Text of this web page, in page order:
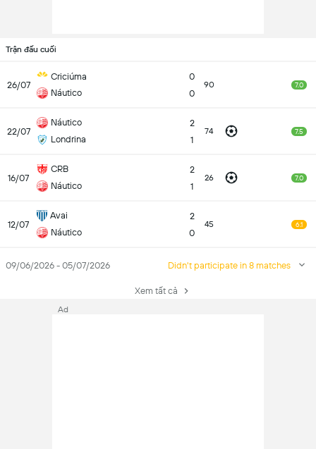
Trận đấu cuối
26/07
Criciúma
Náutico
0
0
90 7.0
22/07
Náutico
Londrina
2
1
74 7.5
16/07
CRB
Náutico
2
1
26 7.0
12/07
Avai
Náutico
2
0
45 6.1
09/06/2026 - 05/07/2026 Didn't participate in 8 matches
Xem tất cả
Ad